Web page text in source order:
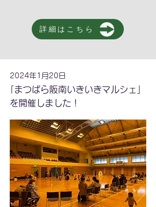
詳細はこちら
2024年1月20日
｢まつばら阪南いきいきマルシェ｣
を開催しました！